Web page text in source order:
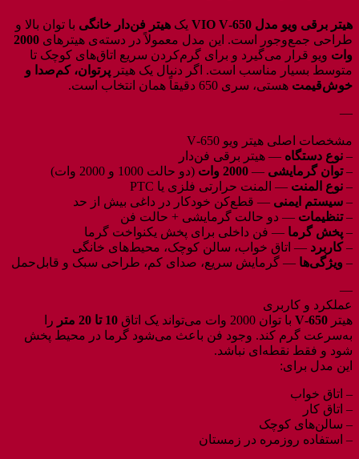
هیتر برقی ویو مدل VIO V‑650 یک هیتر فن‌دار خانگی با توان بالا و
طراحی جمع‌وجور است. این مدل معمولاً در دسته‌ی هیترهای 2000
وات ویو قرار می‌گیرد و برای گرم‌کردن سریع اتاق‌های کوچک تا
متوسط بسیار مناسب است. اگر دنبال یک هیتر پرتوان، کم‌صدا و
خوش‌قیمت هستی، سری 650 دقیقاً همان انتخاب است.
—
مشخصات اصلی هیتر ویو V‑650
– نوع دستگاه — هیتر برقی فن‌دار
–توان گرمایشی — 2000 وات
(دو حالت 1000 و 2000 وات)
– نوع المنت — المنت حرارتی فلزی یا PTC
– سیستم ایمنی — قطع‌کن خودکار در داغی بیش از حد
–تنظیمات — دو حالت گرمایشی + حالت فن
– پخش گرما — فن داخلی برای پخش یکنواخت گرما
–کاربرد — اتاق خواب، سالن کوچک، محیط‌های خانگی
– ویژگی‌ها — گرمایش سریع، صدای کم، طراحی سبک و قابل‌حمل
—
عملکرد و کاربری
هیتر V‑650 با توان 2000 وات می‌تواند یک اتاق 10 تا 20 متر
را
به‌سرعت گرم کند. وجود فن باعث می‌شود گرما در محیط پخش
شود و فقط نقطه‌ای نباشد.
این مدل برای:
– اتاق خواب
– اتاق کار
– سالن‌های کوچک
– استفاده روزمره در زمستان